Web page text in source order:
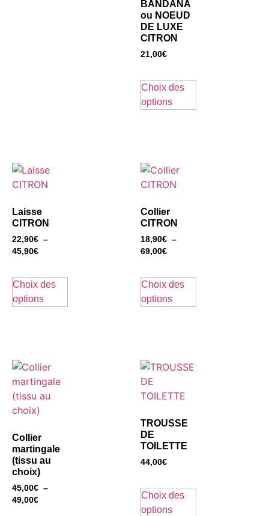
BANDANA
ou NOEUD
DE LUXE
CITRON
21,00€
Choix des
options
Laisse
CITRON
22,90€ –
45,90€
Choix des
options
Collier
CITRON
18,90€ –
69,00€
Choix des
options
Collier
martingale
(tissu au
choix)
45,00€ –
49,00€
TROUSSE
DE
TOILETTE
44,00€
Choix des
options